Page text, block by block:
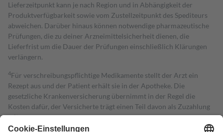
Lieferzeitpunkt kann je nach Region und in Abhängigkeit der
Produktverfügbarkeit sowie vom Zustellzeitpunkt des Spediteurs
abweichen. Darüber hinaus können notwendige pharmazeutische
Prüfungen, die zu deiner Arzneimittelsicherheit dienen, die
Lieferfrist um die Dauer der Prüfungen einschließlich Klärungen
verlängern.
4Für verschreibungspflichtige Medikamente stellt der Arzt ein
Rezept aus und der Patient erhält sie in der Apotheke. Die
gesetzliche Krankenversicherung übernimmt in der Regel die
Kosten dafür, der Versicherte trägt einen Teil davon als Zuzahlung
mit.
Grundsätzlich leisten Mitglieder Zuzahlungen in Höhe von zehn